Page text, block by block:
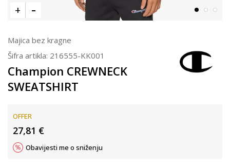
Majica bez kragne
Šifra artikla: 216555-KK001
Champion CREWNECK
SWEATSHIRT
OFFER
27,81 €
Obavijesti me o sniženju